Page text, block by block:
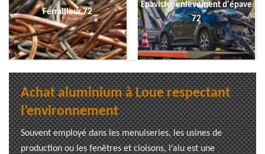
Ferrailleur 72
Epaviste, enlevement d'épave
72
Achat aluminium à Loue respectant
l’environnement
Souvent employé dans les menuiseries, les usines de
production ou les fenêtres et cloisons, l’alu est une